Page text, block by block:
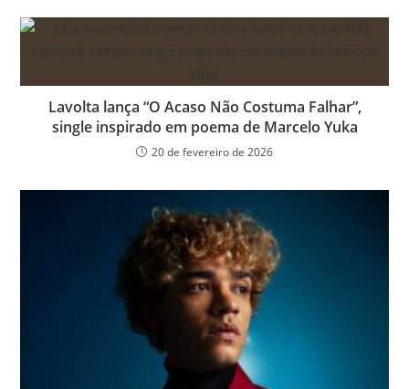
Lavolta lança “O Acaso Não Costuma Falhar”,
single inspirado em poema de Marcelo Yuka
20 de fevereiro de 2026